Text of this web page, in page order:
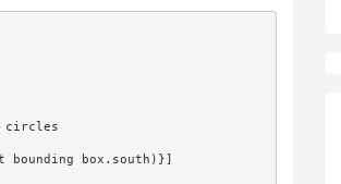
circles
bounding box.south)}]